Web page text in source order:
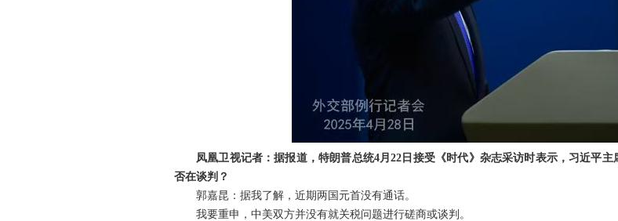
凤凰卫视记者：据报道，特朗普总统4月22日接受《时代》杂志采访时表示，习近平
否在谈判？
郭嘉昆：据我了解，近期两国元首没有通话。
我要重申，中美双方并没有就关税问题进行磋商或谈判。